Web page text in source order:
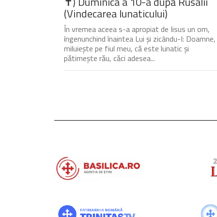
(Vindecarea lunaticului)
În vremea aceea s-a apropiat de Iisus un om,
îngenunchind înaintea Lui și zicându-I: Doamne,
miluiește pe fiul meu, că este lunatic și
pătimește rău, căci adesea...